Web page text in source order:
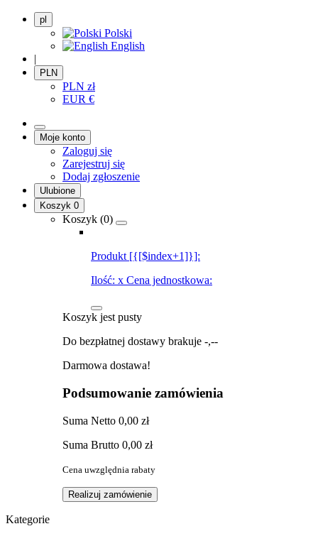
pl
Polski
English
|
PLN
PLN zł
EUR €
Moje konto
Zaloguj się
Zarejestruj się
Dodaj zgłoszenie
Ulubione
Koszyk 0
Koszyk (0)
Produkt [{[$index+1]}]:
Ilość: x Cena jednostkowa:
Koszyk jest pusty
Do bezpłatnej dostawy brakuje -,--
Darmowa dostawa!
Podsumowanie zamówienia
Suma Netto 0,00 zł
Suma Brutto 0,00 zł
Cena uwzględnia rabaty
Realizuj zamówienie
Kategorie